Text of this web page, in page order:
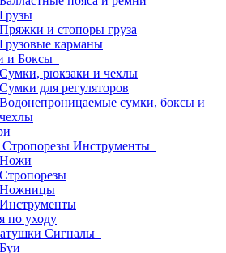
Грузы
Пряжки и стопоры груза
Грузовые карманы
и Боксы
Сумки, рюкзаки и чехлы
Сумки для регуляторов
Водонепроницаемые сумки, боксы и
чехлы
Инструменты
Ножи
Стропорезы
Ножницы
Инструменты
по уходу
Сигналы
Буи